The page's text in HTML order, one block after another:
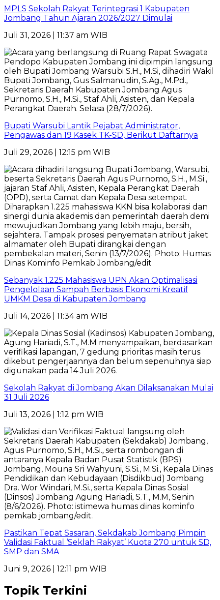
MPLS Sekolah Rakyat Terintegrasi 1 Kabupaten
Jombang Tahun Ajaran 2026/2027 Dimulai
Juli 31, 2026 | 11:37 am WIB
Bupati Warsubi Lantik Pejabat Administrator,
Pengawas dan 19 Kasek TK-SD, Berikut Daftarnya
Juli 29, 2026 | 12:15 pm WIB
Sebanyak 1.225 Mahasiswa UPN Akan Optimalisasi
Pengelolaan Sampah Berbasis Ekonomi Kreatif
UMKM Desa di Kabupaten Jombang
Juli 14, 2026 | 11:34 am WIB
Sekolah Rakyat di Jombang Akan Dilaksanakan Mulai
31 Juli 2026
Juli 13, 2026 | 1:12 pm WIB
Pastikan Tepat Sasaran, Sekdakab Jombang Pimpin
Validasi Faktual ‘Seklah Rakyat’ Kuota 270 untuk SD,
SMP dan SMA
Juni 9, 2026 | 12:11 pm WIB
Topik Terkini